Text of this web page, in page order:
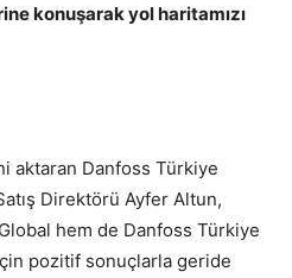
konuşarak yol haritamızı
aktaran Danfoss Türkiye
Direktörü Ayfer Altun,
hem de Danfoss Türkiye
pozitif sonuçlarla geride